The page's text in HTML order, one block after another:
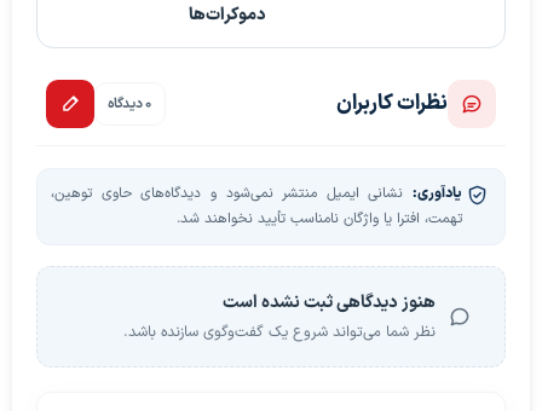
دموکرات‌ها
نظرات کاربران 0 دیدگاه
یادآوری: نشانی ایمیل منتشر نمی‌شود و دیدگاه‌های حاوی توهین،
تهمت، افترا یا واژگان نامناسب تأیید نخواهند شد.
هنوز دیدگاهی ثبت نشده است
نظر شما می‌تواند شروع یک گفت‌وگوی سازنده باشد.